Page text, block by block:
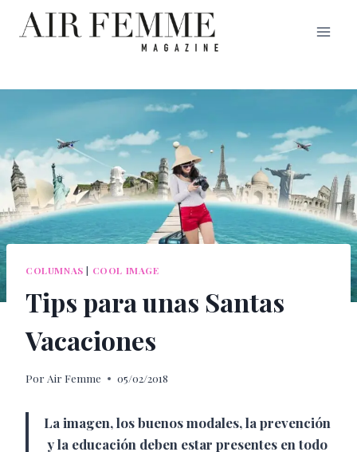
Saltar
COLUMNAS | COOL IMAGE
Tips para unas Santas
Vacaciones
Por Air Femme 05/02/2018
La imagen, los buenos modales, la prevención
y la educación deben estar presentes en todo